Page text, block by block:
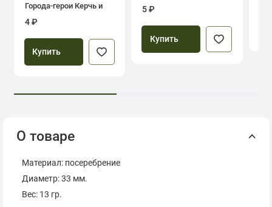
Города-герои Керчь и
Севастополь
4 ₽
Купить
5 ₽
Купить
О товаре
Материал: посеребрение
Диаметр: 33 мм.
Вес: 13 гр.